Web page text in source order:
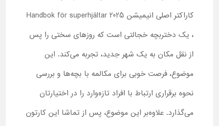
کاراکتر اصلی انیمیشن Handbok för superhjältar 2025
، یک دختربچه خجالتی است که روزهای سختی را پس
از نقل مکان به یک شهر جدید، تجربه می‌کند. این
موضوع، فرصت خوبی برای مکالمه با بچه‌ها و بررسی
نحوه برقراری ارتباط با افراد تازه‌وارد را در اختیارتان
می‌گذارد. علاوه‌بر این موضوع، پس از تماشا این کارتون